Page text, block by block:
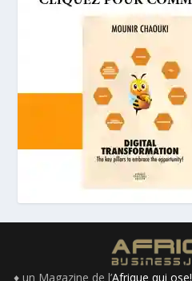
♦ un Magazine de l’Afrique qui ose!